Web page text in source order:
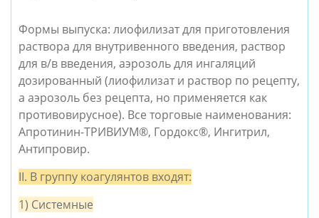
Формы выпуска: лиофилизат для приготовления
раствора для внутривенного введения, раствор
для в/в введения, аэрозоль для ингаляций
дозированный (лиофилизат и раствор по рецепту,
а аэрозоль без рецепта, но применяется как
противовирусное). Все торговые наименования:
Апротинин-ТРИВИУМ®, Гордокс®, Ингитрил,
Антипровир.
II. В группу коагулянтов входят:
1) Системные